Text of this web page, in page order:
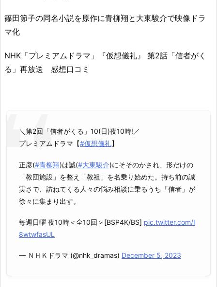
篠田節子の同名小説を原作に青柳翔と大東駿介で映像ドラ
マ化
NHK「プレミアムドラマ」『仮想儀礼』 第2話「信者がく
る」再放送 感想口コミ
＼第2回「信者がくる」10(日)夜10時!／
プレミアムドラマ【#仮想儀礼】
正彦(#青柳翔)は誠(#大東駿介)にそそのかされ、形だけの
「教団施設」を整え「教祖」を名乗り始めた。持ち前の誠
実さで、訪ねてくる人々の悩み相談に乗るうち「信者」が
徐々に集まり出す。
毎週日曜 夜10時＜全10回＞[BSP4K/BS] pic.twitter.com/I
8wtwfasUL
— ＮＨＫドラマ (@nhk_dramas) December 5, 2023